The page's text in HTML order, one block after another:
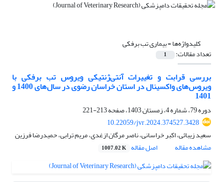
کلیدواژه‌ها =بیماری تب برفکی‌
تعداد مقالات: 1
بررسی قرابت و تغییرات آنتی‌ژنتیکی ویروس تب برفکی با
ویروس‌های واکسینال در استان خراسان رضوی در سال‌های 1400 و
1401
دوره 79، شماره 4، زمستان 1403، صفحه
213-221
10.22059/jvr.2024.374527.3428
سعید زیبائی، اکبر خراسانی، ناصر مرگان ازغدی، مریم ترابی، حمیدرضا فرزین
مشاهده مقاله
اصل مقاله 1007.02 K